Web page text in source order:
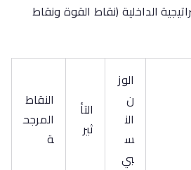
الداخلية (نقاط القوة ونقاط
الوز
ن
الن
س
بي
التأ
ثير
النقاط
المرجح
ة